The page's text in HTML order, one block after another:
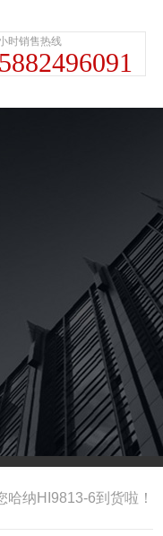
时销售热线
纳HI9813-6到货啦！